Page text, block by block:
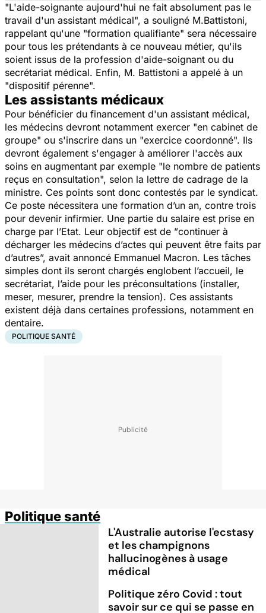
"L'aide-soignante aujourd'hui ne fait absolument pas le
travail d'un assistant médical", a souligné M.Battistoni,
rappelant qu'une "formation qualifiante" sera nécessaire
pour tous les prétendants à ce nouveau métier, qu'ils
soient issus de la profession d'aide-soignant ou du
secrétariat médical. Enfin, M. Battistoni a appelé à un
"dispositif pérenne".
Les assistants médicaux
Pour bénéficier du financement d'un assistant médical,
les médecins devront notamment exercer "en cabinet de
groupe" ou s'inscrire dans un "exercice coordonné". Ils
devront également s'engager à améliorer l'accès aux
soins en augmentant par exemple "le nombre de patients
reçus en consultation", selon la lettre de cadrage de la
ministre. Ces points sont donc contestés par le syndicat.
Ce poste nécessitera une formation d’un an, contre trois
pour devenir infirmier. Une partie du salaire est prise en
charge par l’Etat. Leur objectif est de ”continuer à
décharger les médecins d’actes qui peuvent être faits par
d’autres”, avait annoncé Emmanuel Macron. Les tâches
simples dont ils seront chargés englobent l’accueil, le
secrétariat, l’aide pour les préconsultations (installer,
meser, mesurer, prendre la tension). Ces assistants
existent déjà dans certaines professions, notamment en
dentaire.
POLITIQUE SANTÉ
Politique santé
L'Australie autorise l'ecstasy
et les champignons
hallucinogènes à usage
médical
Politique zéro Covid : tout
savoir sur ce qui se passe en